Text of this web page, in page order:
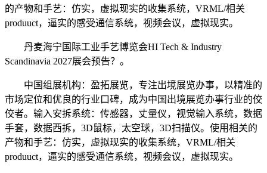
的产物和手艺：仿实，虚拟现实的收集系统，VRML/相关
produuct，逼实的感受通信系统，视频会议，虚拟现实。
丹麦海宁国际工业手艺博览会HI Tech & Industry
Scandinavia 2027展会预告？。
中国组展机构：盈拓展览，专注出境展览办事，以精准的
市场定位和优良的行业口碑，成为中国出境展览办事行业的佼
佼者。输入安拆系统：传感器，丈量仪，视觉输入系统，数据
手套，数据西拆，3D鼠标，太空球，3D扫描仪。使用相关的
产物和手艺：仿实，虚拟现实的收集系统，VRML/相关
produuct，逼实的感受通信系统，视频会议，虚拟现实。